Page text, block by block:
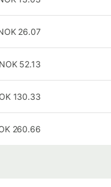
26.07
NOK
52.13
NOK
130.33
NOK
260.66
NOK